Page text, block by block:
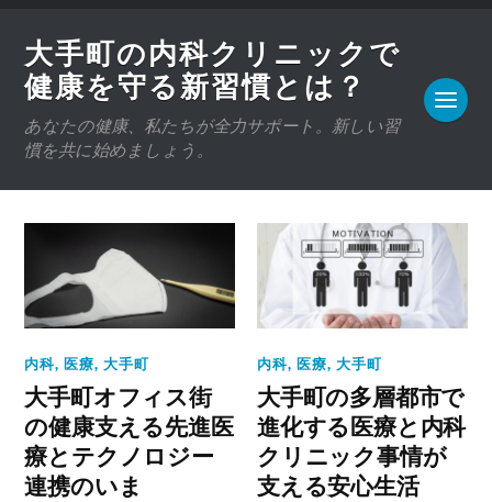
大手町の内科クリニックで
健康を守る新習慣とは？
あなたの健康、私たちが全力サポート。新しい習
慣を共に始めましょう。
内科, 医療,大手町
大手町オフィス街
の健康支える先進医
療とテクノロジー
連携のいま
内科, 医療,大手町
大手町の多層都市で
進化する医療と内科
クリニック事情が
支える安心生活